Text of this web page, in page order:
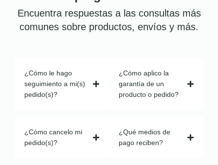
Encuentra respuestas a las consultas más
comunes sobre productos, envíos y más.
¿Cómo le hago
seguimiento a mi(s)
pedido(s)?
¿Cómo cancelo mi
pedido(s)?
¿Cómo aplico la
garantía de un
producto o pedido?
¿Qué medios de
pago reciben?